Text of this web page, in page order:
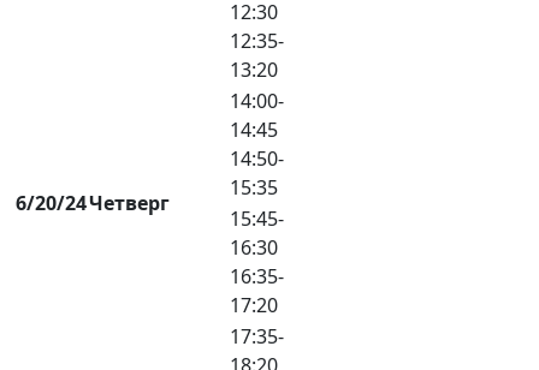
6/20/24Четверг
12:30
12:35-
13:20
14:00-
14:45
14:50-
15:35
15:45-
16:30
16:35-
17:20
17:35-